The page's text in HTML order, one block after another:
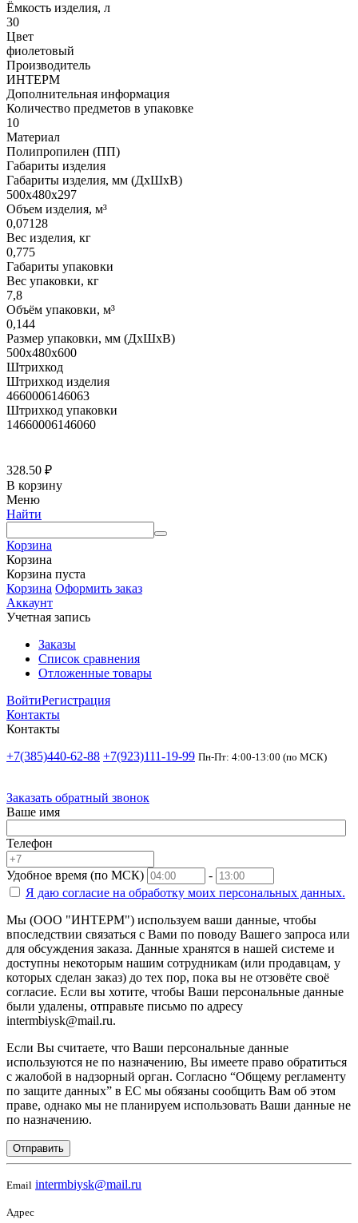
Ёмкость изделия, л
30
Цвет
фиолетовый
Производитель
ИНТЕРМ
Дополнительная информация
Количество предметов в упаковке
10
Материал
Полипропилен (ПП)
Габариты изделия
Габариты изделия, мм (ДхШхВ)
500х480х297
Объем изделия, м³
0,07128
Вес изделия, кг
0,775
Габариты упаковки
Вес упаковки, кг
7,8
Объём упаковки, м³
0,144
Размер упаковки, мм (ДхШхВ)
500х480х600
Штрихкод
Штрихкод изделия
4660006146063
Штрихкод упаковки
14660006146060
328.50 ₽
В корзину
Меню
Найти
Корзина
Корзина
Корзина пуста
Корзина Оформить заказ
Аккаунт
Учетная запись
Заказы
Список сравнения
Отложенные товары
ВойтиРегистрация
Контакты
Контакты
+7(385)440-62-88 +7(923)111-19-99 Пн-Пт: 4:00-13:00 (по МСК)
Заказать обратный звонок
Ваше имя
Телефон
Удобное время (по МСК)
-
Я даю согласие на обработку моих персональных данных.
Мы (ООО "ИНТЕРМ") используем ваши данные, чтобы
впоследствии связаться с Вами по поводу Вашего запроса или
для обсуждения заказа. Данные хранятся в нашей системе и
доступны некоторым нашим сотрудникам (или продавцам, у
которых сделан заказ) до тех пор, пока вы не отзовёте своё
согласие. Если вы хотите, чтобы Ваши персональные данные
были удалены, отправьте письмо по адресу
intermbiysk@mail.ru.
Если Вы считаете, что Ваши персональные данные
используются не по назначению, Вы имеете право обратиться
с жалобой в надзорный орган. Согласно “Общему регламенту
по защите данных” в ЕС мы обязаны сообщить Вам об этом
праве, однако мы не планируем использовать Ваши данные не
по назначению.
Отправить
Email intermbiysk@mail.ru
Адрес